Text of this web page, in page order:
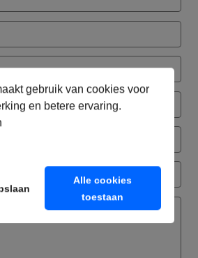
gebruik van cookies voor
en betere ervaring.
Alle cookies
toestaan